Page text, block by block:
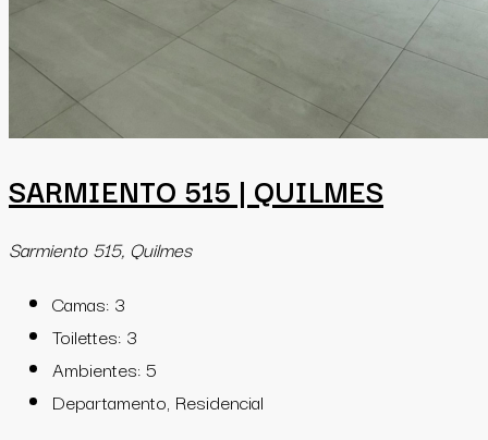
SARMIENTO 515 | QUILMES
Sarmiento 515, Quilmes
Camas: 3
Toilettes: 3
Ambientes:5
Departamento, Residencial